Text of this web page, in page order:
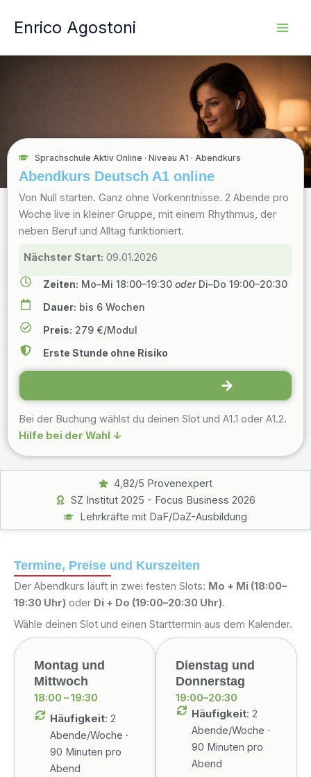
Enrico Agostoni
Sprachschule Aktiv Online · Niveau A1 · Abendkurs
Abendkurs Deutsch A1 online
Von Null starten. Ganz ohne Vorkenntnisse. 2 Abende pro
Woche live in kleiner Gruppe, mit einem Rhythmus, der
neben Beruf und Alltag funktioniert.
Nächster Start: 09.01.2026
Zeiten: Mo–Mi 18:00–19:30 oderDi–Do 19:00–20:30
Dauer: bis 6 Wochen
Preis: 279 €/Modul
Erste Stunde ohne Risiko
Bei der Buchung wählst du deinen Slot und A1.1 oder A1.2.
Hilfe bei der Wahl ↓
4,82/5 Provenexpert
SZ Institut 2025 - Focus Business 2026
Lehrkräfte mit DaF/DaZ-Ausbildung
Termine, Preise und Kurszeiten
Der Abendkurs läuft in zwei festen Slots: Mo + Mi (18:00–
19:30 Uhr) oder Di + Do (19:00–20:30 Uhr).
Wähle deinen Slot und einen Starttermin aus dem Kalender.
Montag und
Mittwoch
18:00 – 19:30
Häufigkeit: 2
Abende/Woche ·
90 Minuten pro
Abend
Dienstag und
Donnerstag
19:00–20:30
Häufigkeit: 2
Abende/Woche ·
90 Minuten pro
Abend